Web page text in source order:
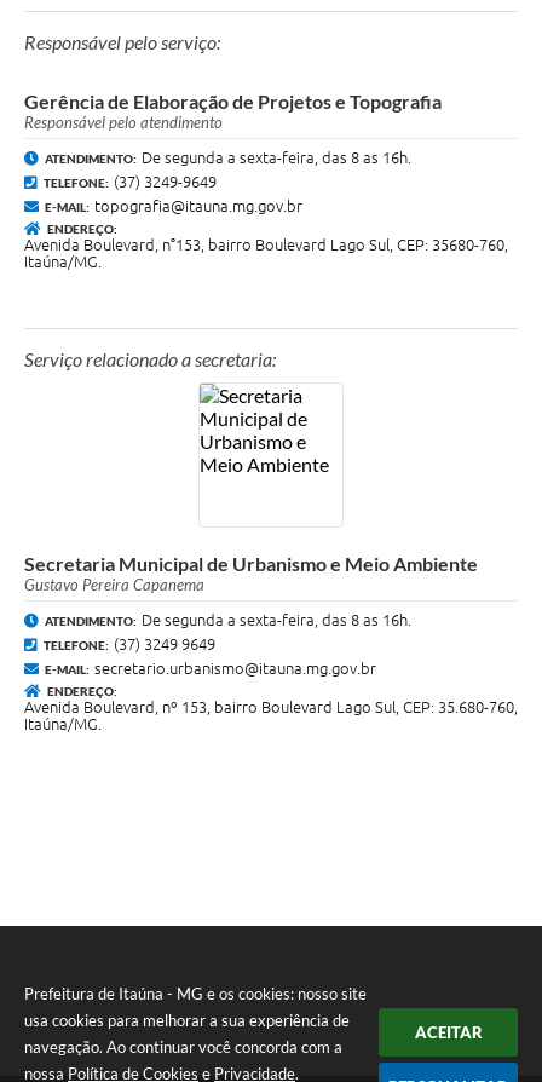
Prefeitura de Itaúna - MG e os cookies: nosso site
usa cookies para melhorar a sua experiência de
navegação. Ao continuar você concorda com a
nossa Política de Cookies e Privacidade.
ACEITAR
Responsável pelo serviço:
Gerência de Elaboração de Projetos e Topografia
Responsável pelo atendimento
ATENDIMENTO: De segunda a sexta-feira, das 8 as 16h.
TELEFONE: (37) 3249-9649
E-MAIL: topografia@itauna.mg.gov.br
ENDEREÇO:
Avenida Boulevard, n°153, bairro Boulevard Lago Sul, CEP: 35680-760,
Itaúna/MG.
Serviço relacionado a secretaria:
Secretaria Municipal de Urbanismo e Meio Ambiente
Gustavo Pereira Capanema
ATENDIMENTO: De segunda a sexta-feira, das 8 as 16h.
TELEFONE: (37) 3249 9649
E-MAIL: secretario.urbanismo@itauna.mg.gov.br
ENDEREÇO:
Avenida Boulevard, nº 153, bairro Boulevard Lago Sul, CEP: 35.680-760,
Itaúna/MG.